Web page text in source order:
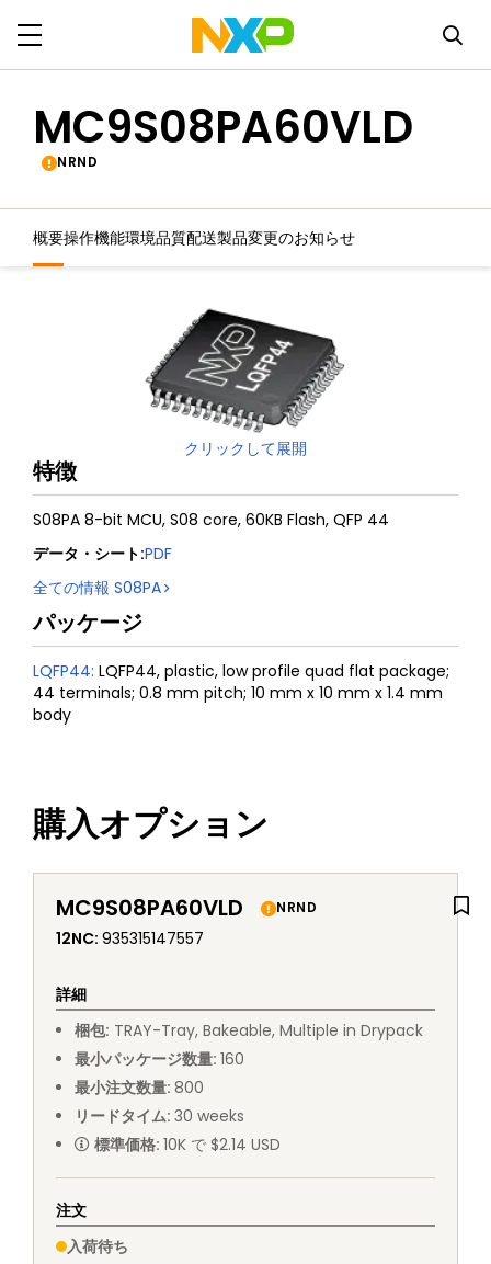
MC9S08PA60VLD
NRND
概要操作機能環境品質配送製品変更のお知らせ
クリックして展開
特徴
S08PA 8-bit MCU, S08 core, 60KB Flash, QFP 44
データ・シート:PDF
全ての情報 S08PA
パッケージ
LQFP44: LQFP44, plastic, low profile quad flat package;
44 terminals; 0.8 mm pitch; 10 mm x 10 mm x 1.4 mm
body
購入オプション
MC9S08PA60VLD NRND
12NC: 935315147557
詳細
梱包: TRAY-Tray, Bakeable, Multiple in Drypack
最小パッケージ数量: 160
最小注文数量: 800
リードタイム: 30 weeks
標準価格: 10K で $2.14 USD
注文
入荷待ち